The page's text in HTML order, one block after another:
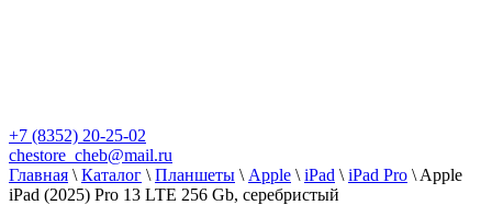
+7 (8352) 20-25-02
chestore_cheb@mail.ru
Главная \ Каталог \ Планшеты \ Apple \ iPad \ iPad Pro \ Apple
iPad (2025) Pro 13 LTE 256 Gb, серебристый